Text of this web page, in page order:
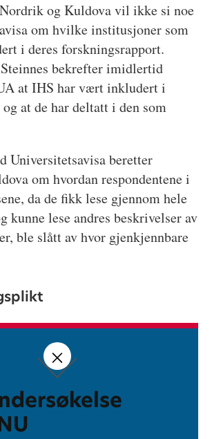
og Kuldova vil ikke si noe
om hvilke institusjoner som
i deres forskningsrapport.
bekrefter imidlertid
at IHS har vært inkludert i
at de har deltatt i den som
Universitetsavisa beretter
om hvordan respondentene i
da de fikk lese gjennom hele
kunne lese andres beskrivelser av
ble slått av hvor gjenkjennbare